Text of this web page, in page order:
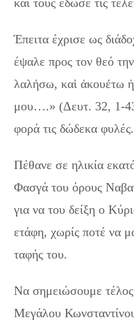
Έπειτα έχρισε ως
έψαλε προς τον θεό
λαλήσω, καὶ ἀκουέτω
μου….» (Δευτ. 32, 1-
φορά τις δώδεκα φυλές.
Πέθανε σε ηλικία
Φασγά του όρους
για να του δείξη ο
ετάφη, χωρίς ποτέ να
ταφής του.
Να σημειώσουμε
Μεγάλου